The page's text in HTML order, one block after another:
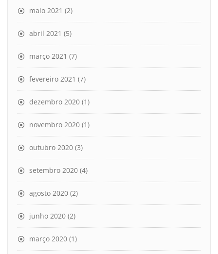
maio 2021 (2)
abril 2021 (5)
março 2021 (7)
fevereiro 2021 (7)
dezembro 2020 (1)
novembro 2020 (1)
outubro 2020 (3)
setembro 2020 (4)
agosto 2020 (2)
junho 2020 (2)
março 2020 (1)